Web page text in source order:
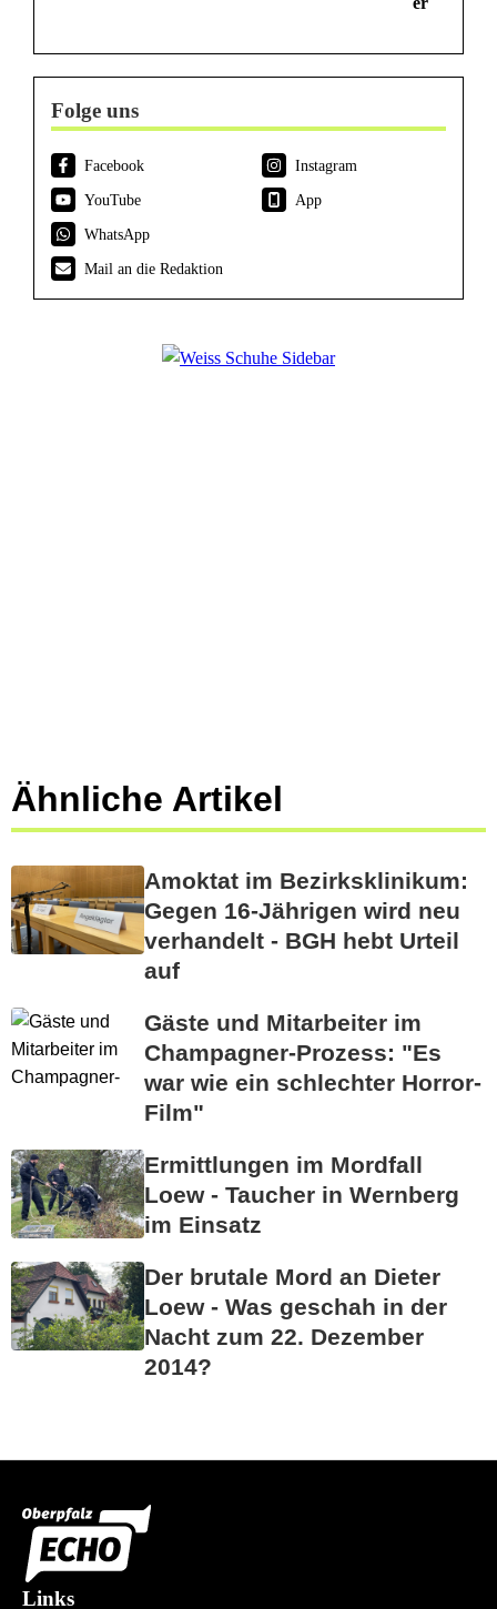
Folge uns
Facebook
Instagram
YouTube
App
WhatsApp
Mail an die Redaktion
Ähnliche Artikel
Amoktat im Bezirksklinikum:
Gegen 16-Jährigen wird neu
verhandelt - BGH hebt Urteil
auf
Gäste und Mitarbeiter im
Champagner-Prozess: "Es
war wie ein schlechter Horror-
Film"
Ermittlungen im Mordfall
Loew - Taucher in Wernberg
im Einsatz
Der brutale Mord an Dieter
Loew - Was geschah in der
Nacht zum 22. Dezember
2014?
Links